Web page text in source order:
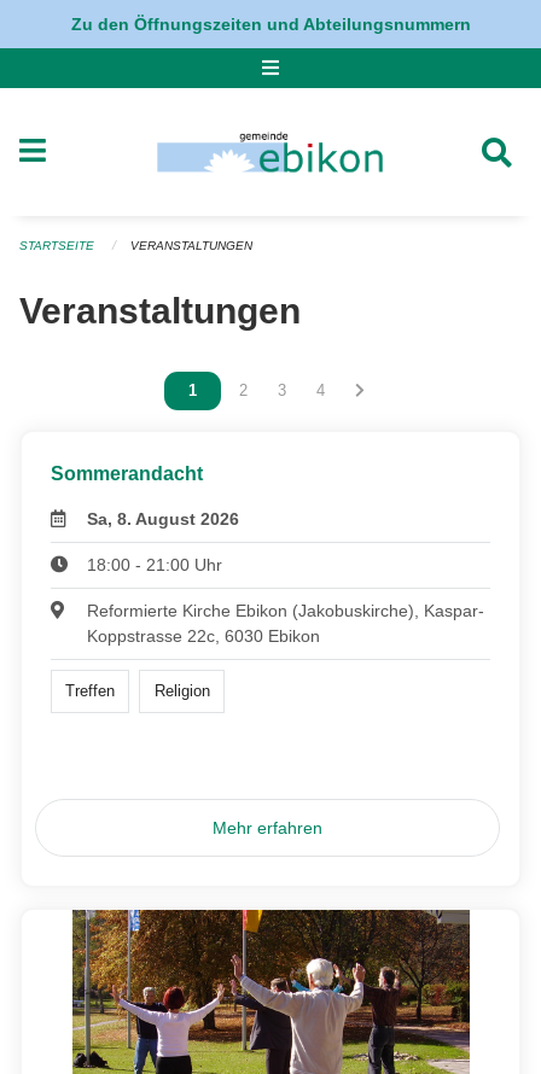
Navigation überspringen
Zu den Öffnungszeiten und Abteilungsnummern
STARTSEITE VERANSTALTUNGEN
Veranstaltungen
Vous êtes sur la page
1 Vous êtes sur la page
2 Vous êtes sur la page
3 Vous êtes sur la page
4
Sommerandacht
Sa, 8. August 2026
18:00 - 21:00 Uhr
Reformierte Kirche Ebikon (Jakobuskirche), Kaspar-
Koppstrasse 22c, 6030 Ebikon
Treffen Religion
Mehr erfahren